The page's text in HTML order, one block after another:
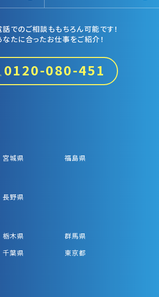
話でのご相談ももちろん可能です！
なたに合ったお仕事をご紹介！
0120-080-451
宮城県 福島県
長野県
栃木県
群馬県
千葉県
東京都